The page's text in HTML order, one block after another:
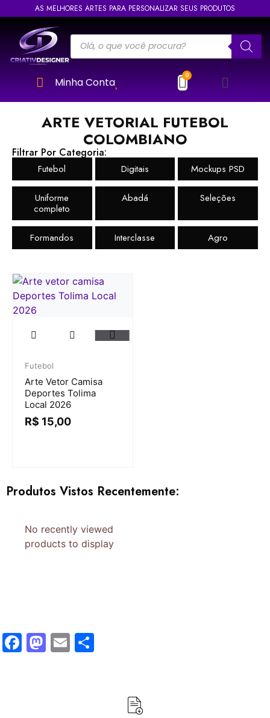
AS MELHORES ARTES PARA PERSONALIZAR SEUS PRODUTOS
Minha Conta
ARTE VETORIAL FUTEBOL
COLOMBIANO
Filtrar Por Categoria:
Futebol Digitais Mockups PSD
Uniforme
completo
Abadá Seleções
Formandos Interclasse Agro
Futebol
Arte Vetor Camisa
Deportes Tolima
Local 2026
R$ 15,00
Produtos Vistos Recentemente:
No recently viewed
products to display
Facebook
Mastodon
Email